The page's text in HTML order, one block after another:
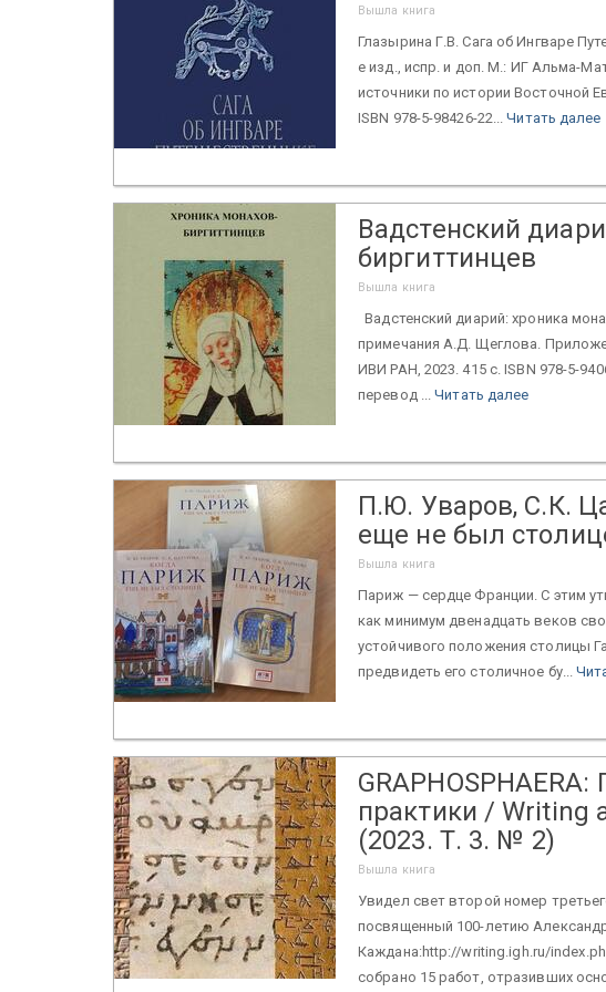
Вышла книга
Глазырина Г.В. Сага об Ингваре
е изд., испр. и доп. М.: ИГ Альма-
источники по истории Восточной
ISBN 978-5-98426-22...Читать далее
Вадстенский
биргиттинцев
Вышла книга
Вадстенский диарий: хроника
примечания А.Д. Щеглова.
ИВИ РАН, 2023. 415 с. ISBN 978-5-
перевод ...Читать далее
П.Ю. Уваров, С.К.
еще не был
Вышла книга
Париж — сердце Франции. С этим
как минимум двенадцать веков
устойчивого положения столицы
предвидеть его столичное бу...
практики / Writing
(2023. Т. 3. № 2)
Вышла книга
Увидел свет второй номер
посвященный 100-летию
Каждана:http://writing.igh.ru/
собрано 15 работ, отразивших